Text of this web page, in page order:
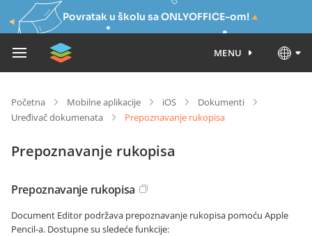
Povratak u školu sa ONLYOFFICE-om!
MENU
Početna Mobilne aplikacije iOS
Dokumenti
Uređivač dokumenata
Prepoznavanje rukopisa
Prepoznavanje rukopisa
Prepoznavanje rukopisa
Document Editor podržava prepoznavanje rukopisa pomoću Apple
Pencil-a. Dostupne su sledeće funkcije: